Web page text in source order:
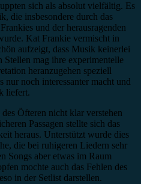
sich als absolut vielfältig. Es
die insbesondere durch das
und der herausragenden
Kat Frankie vermischt in
aufzeigt, dass Musik keinerlei
Stellen mag ihre experimentelle
heranzugehen speziell
nur noch interessanter macht und
liefert.
Öfteren nicht klar verstehen
Passagen stellte sich das
heraus. Unterstützt wurde dies
die bei ruhigeren Liedern sehr
Songs aber etwas im Raum
mochte auch das Fehlen des
in der Setlist darstellen.